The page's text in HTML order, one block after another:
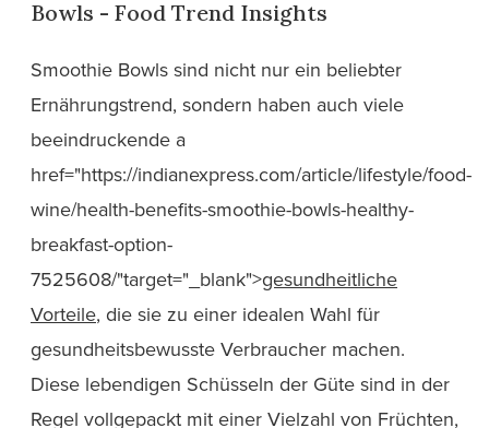
Bowls - Food Trend Insights
Smoothie Bowls sind nicht nur ein beliebter
Ernährungstrend, sondern haben auch viele
beeindruckende a
href="https://indianexpress.com/article/lifestyle/food-
wine/health-benefits-smoothie-bowls-healthy-
breakfast-option-
7525608/"target="_blank">gesundheitliche
Vorteile, die sie zu einer idealen Wahl für
gesundheitsbewusste Verbraucher machen.
Diese lebendigen Schüsseln der Güte sind in der
Regel vollgepackt mit einer Vielzahl von Früchten,